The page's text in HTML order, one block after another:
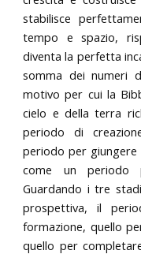
stabilisce
tempo e spazio,
diventa la perfetta
somma dei numeri
motivo per cui la
cielo e della terra
periodo di
periodo per
come un periodo
Guardando i tre
prospettiva, il
formazione, quello
quello per